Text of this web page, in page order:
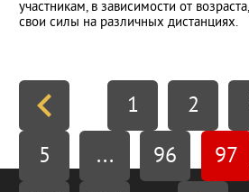
участникам, в зависимости от
свои силы на различных дистанциях.
1 2
5 ... 96 97